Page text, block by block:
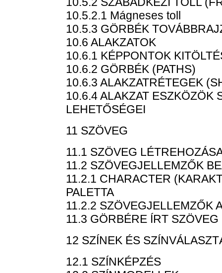
10.5.2.1 Mágneses toll
10.5.3 GÖRBÉK
10.6 ALAKZATOK
10.6.1 KÉPPONTOK
10.6.2 GÖRBÉK (PATHS)
10.6.3 ALAKZATRÉTEGEK
10.6.4 ALAKZAT ESZKÖZÖK
LEHETŐSÉGEI
11 SZÖVEG
11.1 SZÖVEG
11.2 SZÖVEGJELLEMZŐK
11.2.1 CHARACTER
PALETTA
11.2.2 SZÖVEGJELLEMZŐK
11.3 GÖRBÉRE ÍRT SZÖVEG
12 SZÍNEK ÉS
12.1 SZÍNKÉPZÉS